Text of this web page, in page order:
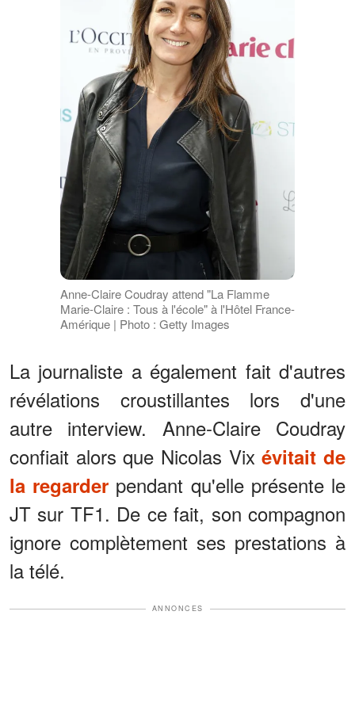
Anne-Claire Coudray attend "La Flamme
Marie-Claire : Tous à l'école" à l'Hôtel France-
Amérique | Photo : Getty Images
La journaliste a également fait d'autres
révélations croustillantes lors d'une
autre interview. Anne-Claire Coudray
confiait alors que Nicolas Vixévitait de
la regarder pendant qu'elle présente le
JT sur TF1. De ce fait, son compagnon
ignore complètement ses prestations à
la télé.
ANNONCES